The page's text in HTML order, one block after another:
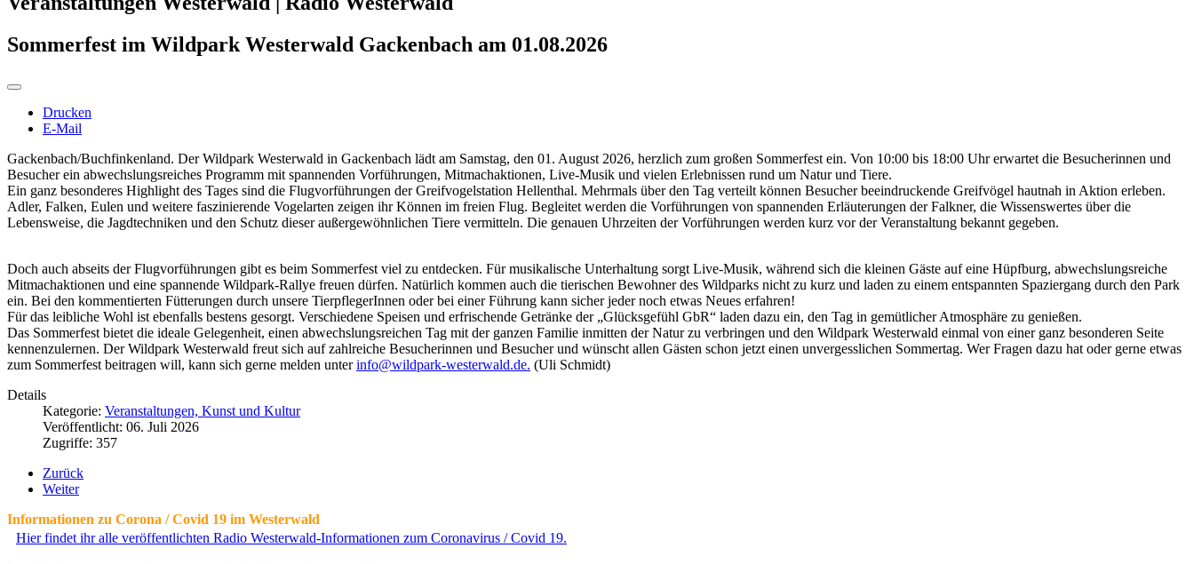
Sommerfest im Wildpark Westerwald Gackenbach am 01.08.2026
Drucken
E-Mail
Gackenbach/Buchfinkenland. Der Wildpark Westerwald in Gackenbach lädt am Samstag, den 01. August 2026, herzlich zum großen Sommerfest ein. Von 10:00 bis 18:00 Uhr erwartet die Besucherinnen und
Besucher ein abwechslungsreiches Programm mit spannenden Vorführungen, Mitmachaktionen, Live-Musik und vielen Erlebnissen rund um Natur und Tiere.
Ein ganz besonderes Highlight des Tages sind die Flugvorführungen der Greifvogelstation Hellenthal. Mehrmals über den Tag verteilt können Besucher beeindruckende Greifvögel hautnah in Aktion erleben.
Adler, Falken, Eulen und weitere faszinierende Vogelarten zeigen ihr Können im freien Flug. Begleitet werden die Vorführungen von spannenden Erläuterungen der Falkner, die Wissenswertes über die
Lebensweise, die Jagdtechniken und den Schutz dieser außergewöhnlichen Tiere vermitteln. Die genauen Uhrzeiten der Vorführungen werden kurz vor der Veranstaltung bekannt gegeben.
Doch auch abseits der Flugvorführungen gibt es beim Sommerfest viel zu entdecken. Für musikalische Unterhaltung sorgt Live-Musik, während sich die kleinen Gäste auf eine Hüpfburg, abwechslungsreiche
Mitmachaktionen und eine spannende Wildpark-Rallye freuen dürfen. Natürlich kommen auch die tierischen Bewohner des Wildparks nicht zu kurz und laden zu einem entspannten Spaziergang durch den Park
ein. Bei den kommentierten Fütterungen durch unsere TierpflegerInnen oder bei einer Führung kann sicher jeder noch etwas Neues erfahren!
Für das leibliche Wohl ist ebenfalls bestens gesorgt. Verschiedene Speisen und erfrischende Getränke der „Glücksgefühl GbR“ laden dazu ein, den Tag in gemütlicher Atmosphäre zu genießen.
Das Sommerfest bietet die ideale Gelegenheit, einen abwechslungsreichen Tag mit der ganzen Familie inmitten der Natur zu verbringen und den Wildpark Westerwald einmal von einer ganz besonderen Seite
kennenzulernen. Der Wildpark Westerwald freut sich auf zahlreiche Besucherinnen und Besucher und wünscht allen Gästen schon jetzt einen unvergesslichen Sommertag. Wer Fragen dazu hat oder gerne etwas
zum Sommerfest beitragen will, kann sich gerne melden unterinfo@wildpark-westerwald.de. (Uli Schmidt)
Details
Kategorie: Veranstaltungen, Kunst und Kultur
Veröffentlicht: 06. Juli 2026
Zugriffe: 357
Zurück
Weiter
Informationen zu Corona / Covid 19 im Westerwald
Hier findet ihr alle veröffentlichten Radio Westerwald-Informationen zum Coronavirus / Covid 19.